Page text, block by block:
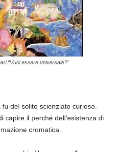
“Vuoi essere universale?”
del solito scienziato curioso.
capire il perché dell’esistenza di
cromatica.